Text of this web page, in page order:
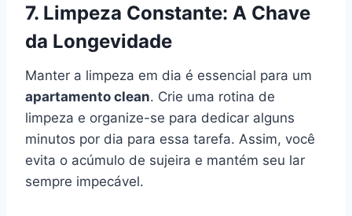
7. Limpeza Constante: A Chave
da Longevidade
Manter a limpeza em dia é essencial para um
apartamento clean. Crie uma rotina de
limpeza e organize-se para dedicar alguns
minutos por dia para essa tarefa. Assim, você
evita o acúmulo de sujeira e mantém seu lar
sempre impecável.